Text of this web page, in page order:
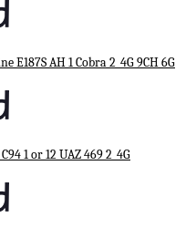
E187S AH 1 Cobra 2_4G 9CH 6G
1 or 12 UAZ 469 2_4G